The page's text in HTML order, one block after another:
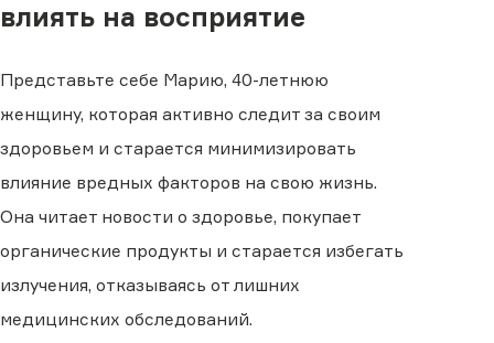
влиять на восприятие
Представьте себе Марию, 40-летнюю
женщину, которая активно следит за своим
здоровьем и старается минимизировать
влияние вредных факторов на свою жизнь.
Она читает новости о здоровье, покупает
органические продукты и старается избегать
излучения, отказываясь от лишних
медицинских обследований.